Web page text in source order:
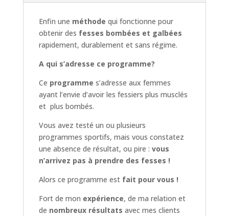
Enfin une méthode qui fonctionne pour
obtenir des fesses bombées et galbées
rapidement, durablement et sans régime.
A qui s’adresse ce programme?
Ce programme s’adresse aux femmes
ayant l’envie d’avoir les fessiers plus musclés
et plus bombés.
Vous avez testé un ou plusieurs
programmes sportifs, mais vous constatez
une absence de résultat, ou pire : vous
n’arrivez pas à prendre des fesses !
Alors ce programme estfait pour vous !
Fort de mon expérience, de ma relation et
de nombreux résultats avec mes clients